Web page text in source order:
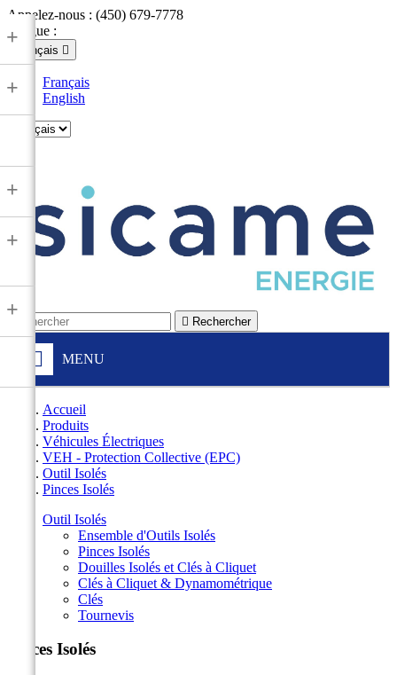
Appelez-nous : (450) 679-7778
Langue :
Français 
Français
English
 Rechercher
MENU
+
+
+
+
+
Accueil
Produits
Véhicules Électriques
VEH - Protection Collective (EPC)
Outil Isolés
Pinces Isolés
Outil Isolés
Ensemble d'Outils Isolés
Pinces Isolés
Douilles Isolés et Clés à Cliquet
Clés à Cliquet & Dynamométrique
Clés
Tournevis
Pinces Isolés